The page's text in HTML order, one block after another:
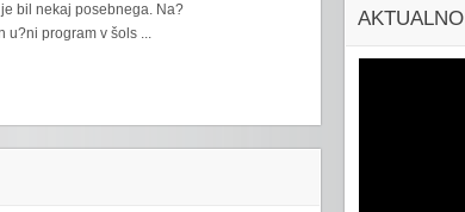
bil nekaj posebnega. Na?
u?ni program v šols ...
AKTUALNO